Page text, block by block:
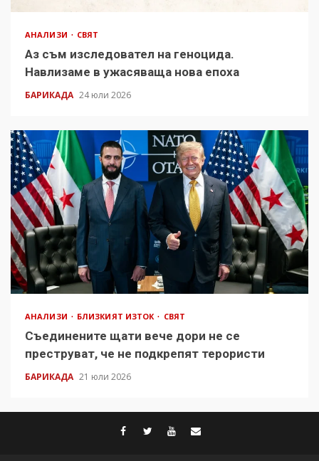
АНАЛИЗИ СВЯТ
Аз съм изследовател на геноцида.
Навлизаме в ужасяваща нова епоха
БАРИКАДА 24 юли 2026
АНАЛИЗИ БЛИЗКИЯТ ИЗТОК СВЯТ
Съединените щати вече дори не се
преструват, че не подкрепят терористи
БАРИКАДА 21 юли 2026
facebook
twitter
youtube